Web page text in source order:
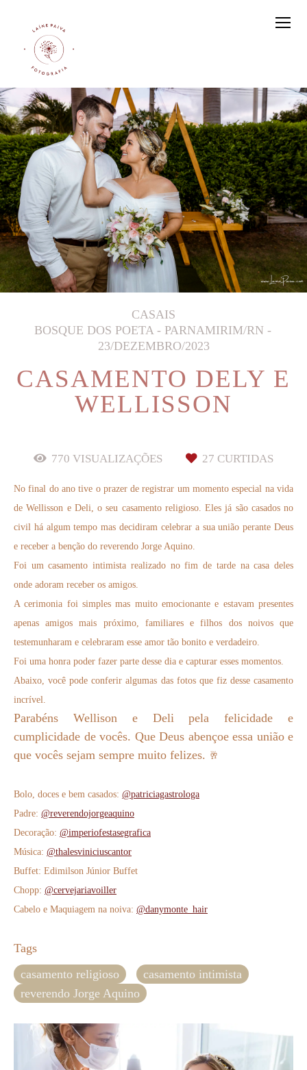
CASAIS
BOSQUE DOS POETA - PARNAMIRIM/RN
23/DEZEMBRO/2023
CASAMENTO DELY E
WELLISSON
770 VISUALIZAÇÕES 27 CURTIDAS
No final do ano tive o prazer de registrar um momento especial na vida
de Wellisson e Deli, o seu casamento religioso. Eles já são casados no
civil há algum tempo mas decidiram celebrar a sua união perante Deus
e receber a benção do reverendo Jorge Aquino.
Foi um casamento intimista realizado no fim de tarde na casa deles
onde adoram receber os amigos.
A cerimonia foi simples mas muito emocionante e estavam presentes
apenas amigos mais próximo, familiares e filhos dos noivos que
testemunharam e celebraram esse amor tão bonito e verdadeiro.
Foi uma honra poder fazer parte desse dia e capturar esses momentos.
Abaixo, você pode conferir algumas das fotos que fiz desse casamento
incrível.
Parabéns Wellison e Deli pela felicidade e
cumplicidade de vocês. Que Deus abençoe essa união e
que vocês sejam sempre muito felizes. 🥂
Bolo, doces e bem casados: @patriciagastrologa
Padre: @reverendojorgeaquino
Decoração: @imperiofestasegrafica
Música: @thalesviniciuscantor
Buffet: Edimilson Júnior Buffet
Chopp: @cervejariavoiller
Cabelo e Maquiagem na noiva: @danymonte_hair
Tags
casamento religioso
casamento intimista
reverendo Jorge Aquino